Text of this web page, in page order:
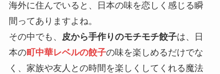
海外に住んでいると、日本の味を恋しく感じる瞬
間ってありますよね。
その中でも、 皮から手作りのモチモチ餃子は、日
本の町中華レベルの餃子の味を楽しめるだけでな
く、家族や友人との時間を楽しくしてくれる魔法